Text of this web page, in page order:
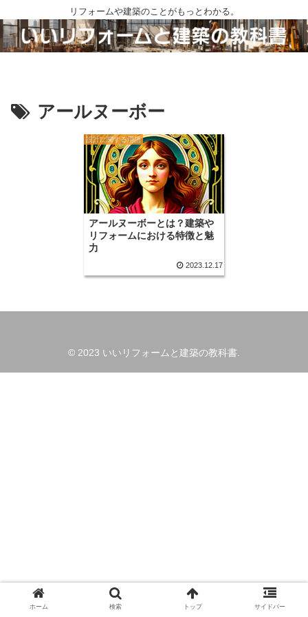
リフォームや建築のことがもっとわかる。
アールヌーボー
設計に関する用語
アールヌーボーとは？建築や
リフォームにおける特徴と魅
力
2023.12.17
© 2023 いいリフォームと建築の教科書.
ホーム 検索 トップ サイドバー